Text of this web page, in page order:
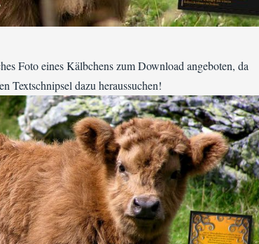
Foto eines Kälbchens zum Download angeboten, da
Textschnipsel dazu heraussuchen!